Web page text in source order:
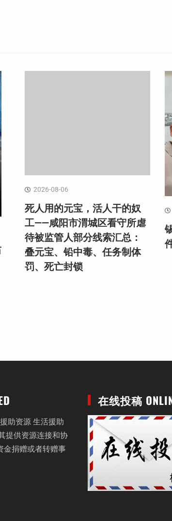
2026-08-06
死人用的元宝，活人干的奴
工——咸阳市渭城区看守所虐
待被监管人部分线索汇总：
叠元宝、铅中毒、任务制体
罚、死亡封锁
助资源 生活援助
提供资源连接和协
金捐赠或者转赠事
在线投稿